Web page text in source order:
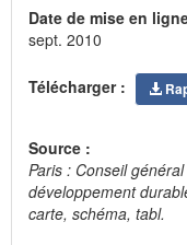
Date de mise en
sept. 2010
Télécharger :
Source :
Paris : Conseil
développement
carte, schéma, tabl.